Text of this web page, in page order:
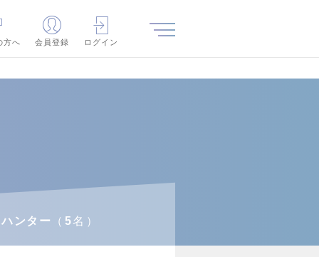
方へ 会員登録 ログイン
ンター 5名